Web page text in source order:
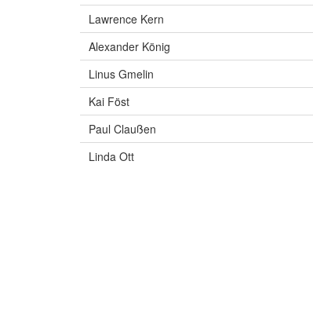
Lawrence Kern
Alexander König
Linus Gmelin
Kai Föst
Paul Claußen
Linda Ott